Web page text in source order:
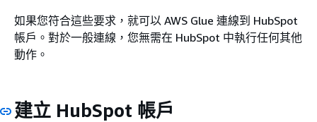
如果您符合這些要求，就可以 AWS Glue 連線到 HubSpot
帳戶。對於一般連線，您無需在 HubSpot 中執行任何其他
動作。
建立 HubSpot 帳戶